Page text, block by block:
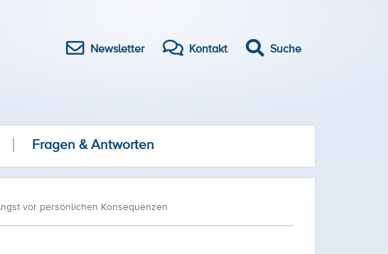
Newsletter Kontakt Suche
Fragen & Antworten
vor persönlichen Konsequenzen